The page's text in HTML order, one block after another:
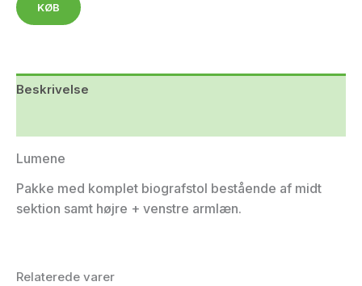
KØB
Beskrivelse
Lumene
Pakke med komplet biografstol bestående af midt
sektion samt højre + venstre armlæn.
Relaterede varer